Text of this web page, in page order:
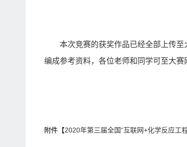
本次竞赛的获奖作品已经全部上传
编成参考资料，各位老师和同学可至大赛
附件【2020年第三届全国“互联网+化学反应工